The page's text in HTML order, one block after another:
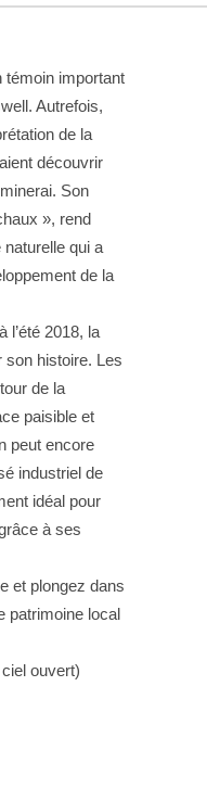
témoin important
Autrefois,
de la
découvrir
Son
», rend
qui a
de la
l’été 2018, la
son histoire. Les
de la
paisible et
peut encore
industriel de
idéal pour
à ses
et plongez dans
patrimoine local
ouvert)